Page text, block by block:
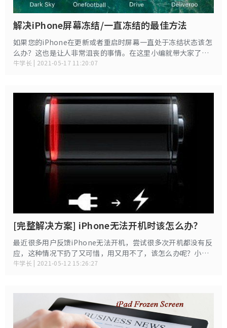
解决iPhone屏幕冻结/一直冻结的最佳方法
如果您的iPhone在更新或者重启时屏幕一直处于冻结状态该怎
么办？这也是让人非常沮丧的事情。在这里小编就带大家了解
一下解决这类问题解决方案。
牛学长 | 2021-05-17 11:20:07
[完整解决方案] iPhone无法开机时该怎么办？
最近很多用户反馈iPhone无法开机，尝试很多次开机都没有反
应，这种情况下扔了又可惜，用又用不了，该怎么办呢？小编
今天来说一说关于iPhone无法开机的解决办法，板凳做好，我
牛学长 | 2021-05-12 15:26:27